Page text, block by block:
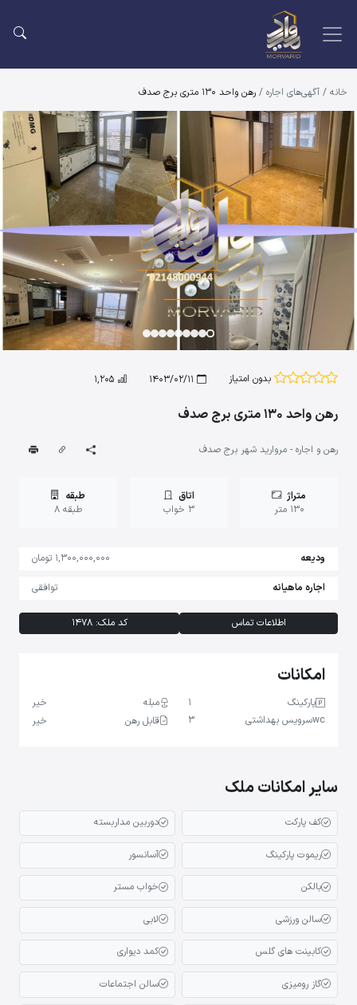
خانه / آگهی‌های اجاره / رهن واحد 130 متری برج صدف
بدون امتیاز
رهن واحد 130 متری برج صدف
رهن و اجاره - مروارید شهر برج صدف
متراژ
130 متر
اتاق
3 خواب
طبقه
طبقه 8
ودیعه 1,300,000,000 تومان
اجاره ماهیانه توافقی
اطلاعات تماس کد ملک: 1478
امکانات
پارکینگ
1
wcسرویس بهداشتی 3
مبله
خیر
قابل رهن
خیر
سایر امکانات ملک
کف پارکت دوربین مداربسته
ریموت پارکینگ آسانسور
بالکن خواب مستر
سالن ورزشی لابی
کابینت های گلس کمد دیواری
گاز رومیزی سالن اجتماعات